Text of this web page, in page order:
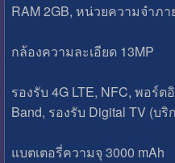
RAM 2GB, หน่วยความจำภา
กล้องความละเอียด 13MP
รองรับ 4G LTE, NFC, พอร์ต
Band, รองรับ Digital TV (บ
แบตเตอรี่ความจุ 3000 mAh